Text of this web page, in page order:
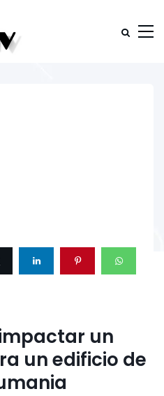
un
un edificio de